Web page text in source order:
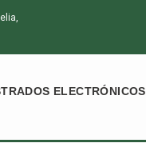
ELECTRÓNICOS